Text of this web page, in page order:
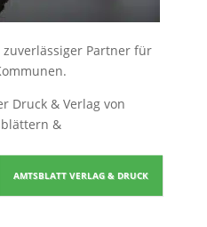
zuverlässiger Partner für
Druck & Verlag von
&
AMTSBLATT VERLAG & DRUCK